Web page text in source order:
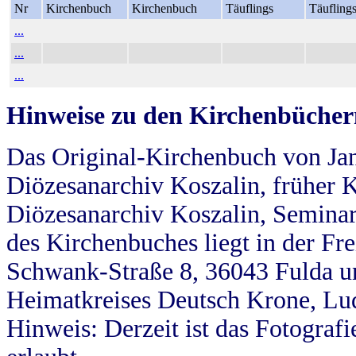
Nr
Kirchenbuch
Kirchenbuch
Täuflings
Täuflings
...
...
...
Hinweise zu den
Das Original-Kirchenbuch von
Diözesanarchiv Koszalin, früher
Diözesanarchiv Koszalin,
des Kirchenbuches liegt in der
Schwank-Straße 8, 36043 Fulda
Heimatkreises Deutsch Krone,
Hinweis: Derzeit ist das